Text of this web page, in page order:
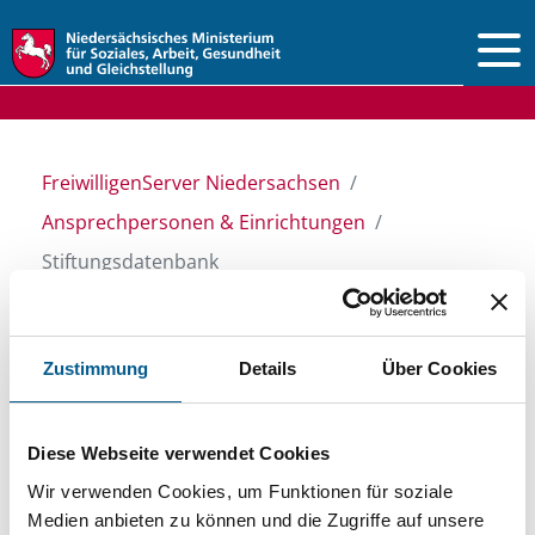
Zustimmung Details Über Cookies
Diese Webseite verwendet Cookies
Wir verwenden Cookies, um Funktionen für soziale
Medien anbieten zu können und die Zugriffe auf unsere
FreiwilligenServer Niedersachsen
Ansprechpersonen & Einrichtungen
Stiftungsdatenbank
Stiftungsdatenbank
Recherchieren Sie in unserer
Stiftungsdatenbank nach Themen, Kategorien,
Suchbegriffen und Orten. Bei der Suche bitte